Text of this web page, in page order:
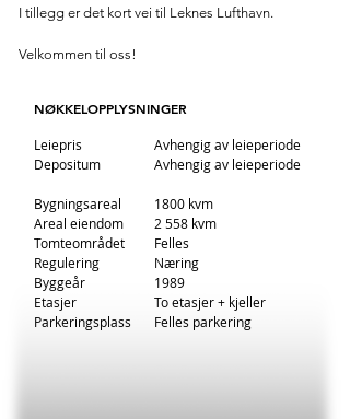
I tillegg er det kort vei til Leknes Lufthavn.
Velkommen til oss!
NØKKELOPPLYSNINGER
Leiepris
Depositum
Bygningsareal
Areal eiendom
Tomteområdet
Regulering
Byggeår
Etasjer
Parkeringsplass
Avhengig av leieperiode
Avhengig av leieperiode
1800 kvm
2 558 kvm
Felles
Næring
1989
To etasjer + kjeller
Felles parkering